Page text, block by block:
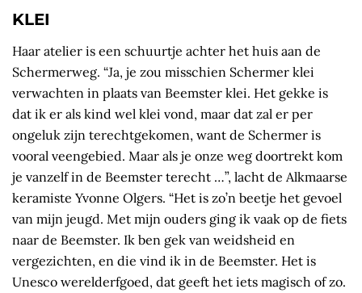
KLEI
Haar atelier is een schuurtje achter het huis aan de
Schermerweg. “Ja, je zou misschien Schermer klei
verwachten in plaats van Beemster klei. Het gekke is
dat ik er als kind wel klei vond, maar dat zal er per
ongeluk zijn terechtgekomen, want de Schermer is
vooral veengebied. Maar als je onze weg doortrekt kom
je vanzelf in de Beemster terecht …”, lacht de Alkmaarse
keramiste Yvonne Olgers. “Het is zo’n beetje het gevoel
van mijn jeugd. Met mijn ouders ging ik vaak op de fiets
naar de Beemster. Ik ben gek van weidsheid en
vergezichten, en die vind ik in de Beemster. Het is
Unesco werelderfgoed, dat geeft het iets magisch of zo.